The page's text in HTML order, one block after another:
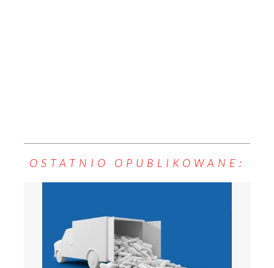
OSTATNIO OPUBLIKOWANE: